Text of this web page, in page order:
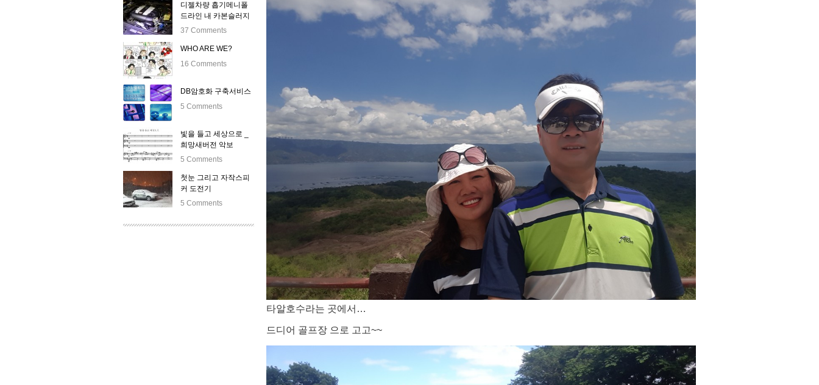
타알호수라는 곳에서…
드디어 골프장 으로 고고~~
디젤차량 흡기메니폴
드라인 내 카본슬러지
자동클리닝 시스템 출
37 Comments
WHO ARE WE?
16 Comments
DB암호화 구축서비스
5 Comments
빛을 들고 세상으로 _
희망새버전 악보
5 Comments
첫눈 그리고 자작스피
커 도전기
5 Comments